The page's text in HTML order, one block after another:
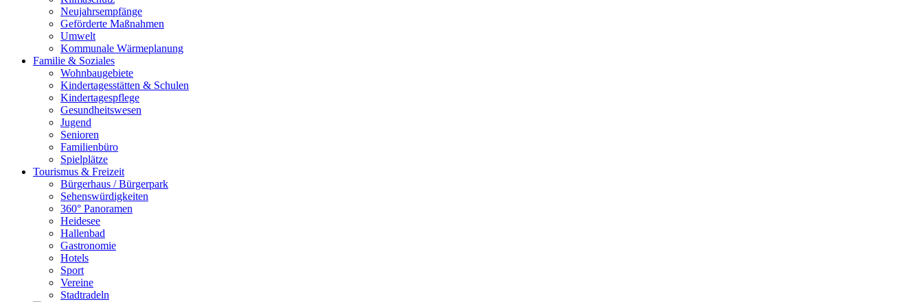
Neujahrsempfänge
Geförderte Maßnahmen
Umwelt
Kommunale Wärmeplanung
Familie & Soziales
Wohnbaugebiete
Kindertagesstätten & Schulen
Kindertagespflege
Gesundheitswesen
Jugend
Senioren
Familienbüro
Spielplätze
Tourismus & Freizeit
Bürgerhaus / Bürgerpark
Sehenswürdigkeiten
360° Panoramen
Heidesee
Hallenbad
Gastronomie
Hotels
Sport
Vereine
Stadtradeln